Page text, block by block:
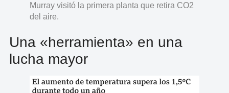
Murray visitó la primera planta que retira CO2
del aire.
Una «herramienta» en una
lucha mayor